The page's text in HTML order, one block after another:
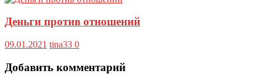
Деньги против отношений
09.01.2021 tina33 0
Добавить комментарий